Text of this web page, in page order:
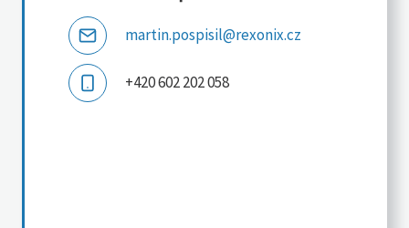
martin.pospisil@rexonix.cz
+420 602 202 058